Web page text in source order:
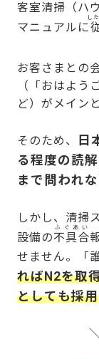
客室清掃（ハ
マニュアルに
し
お客さまとの
（「おはよう
ど）がメイン
そのため、
日
る程度の読
まで問われ
しかし、清掃
設備の不具合
ふぐあい
せません。「
ればN2を取
としても採